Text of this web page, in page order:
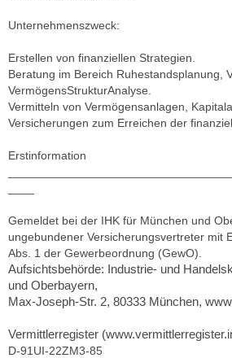
Unternehmenszweck:
Erstellen von finanziellen Strategien.
Beratung im Bereich Ruhestandsplanung,
VermögensStrukturAnalyse.
Vermitteln von Vermögensanlagen,
Versicherungen zum Erreichen der
Erstinformation
Gemeldet bei der IHK für München und
ungebundener Versicherungsvertreter mit
Abs. 1 der Gewerbeordnung (GewO).
Aufsichtsbehörde: Industrie- und
und Oberbayern,
Max-Joseph-Str. 2, 80333 München,
Vermittlerregister
D-91UI-22ZM3-85